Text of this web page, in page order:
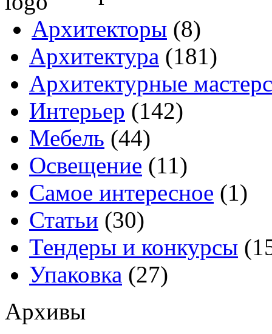
Архитекторы (8)
Архитектура (181)
Архитектурные
Интерьер (142)
Мебель (44)
Освещение (11)
Самое интересное (1)
Статьи (30)
Тендеры и конкурсы
Упаковка (27)
Архивы